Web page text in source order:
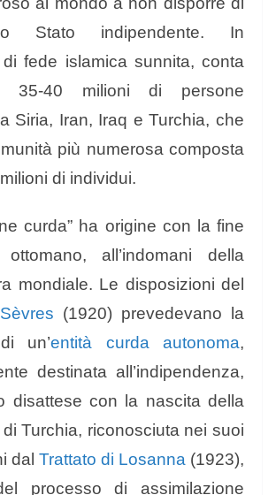
Stato indipendente. In
fede islamica sunnita, conta
35-40 milioni di persone
Siria, Iran, Iraq e Turchia, che
più numerosa composta
di individui.
curda” ha origine con la fine
ottomano, all’indomani della
mondiale. Le disposizioni del
(1920) prevedevano la
un’entità curda autonoma,
destinata all’indipendenza,
disattese con la nascita della
Turchia, riconosciuta nei suoi
dal Trattato di Losanna (1923),
processo di assimilazione